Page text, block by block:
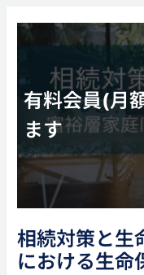
有料会員(月
ます
相続対策と生
における生命